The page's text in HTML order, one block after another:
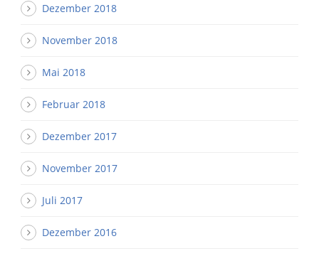
Dezember 2018
November 2018
Mai 2018
Februar 2018
Dezember 2017
November 2017
Juli 2017
Dezember 2016